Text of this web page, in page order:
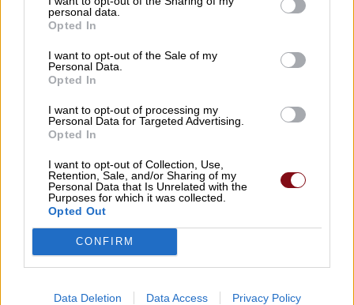
personal data.
Opted In
I want to opt-out of the Sale of my
Personal Data.
Opted In
I want to opt-out of processing my
Personal Data for Targeted Advertising.
Opted In
I want to opt-out of Collection, Use,
Retention, Sale, and/or Sharing of my
Personal Data that Is Unrelated with the
Purposes for which it was collected.
Opted Out
CONFIRM
Data Deletion Data Access Privacy Policy
Προσοχή!Επιτρέπεται η αναδημοσίευση των πληροφοριών του παραπάνω
άρθρου ή μέρους αυτών μόνο αν αναφέρεται ως πηγή το
και υπάρχει ενεργός σύνδεσμος.